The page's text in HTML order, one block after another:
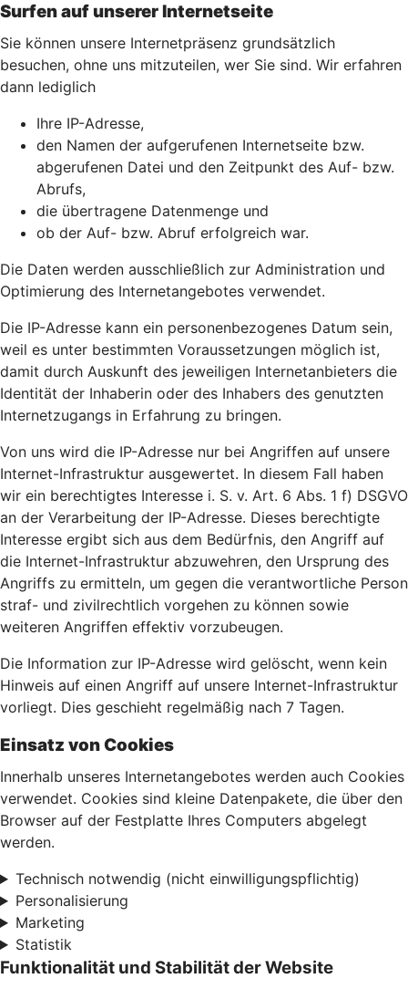
Surfen auf unserer Internetseite
Sie können unsere Internetpräsenz grundsätzlich
besuchen, ohne uns mitzuteilen, wer Sie sind. Wir erfahren
dann lediglich
Ihre IP-Adresse,
den Namen der aufgerufenen Internetseite bzw.
abgerufenen Datei und den Zeitpunkt des Auf- bzw.
Abrufs,
die übertragene Datenmenge und
ob der Auf- bzw. Abruf erfolgreich war.
Die Daten werden ausschließlich zur Administration und
Optimierung des Internetangebotes verwendet.
Die IP-Adresse kann ein personenbezogenes Datum sein,
weil es unter bestimmten Voraussetzungen möglich ist,
damit durch Auskunft des jeweiligen Internetanbieters die
Identität der Inhaberin oder des Inhabers des genutzten
Internetzugangs in Erfahrung zu bringen.
Von uns wird die IP-Adresse nur bei Angriffen auf unsere
Internet-Infrastruktur ausgewertet. In diesem Fall haben
wir ein berechtigtes Interesse i. S. v. Art. 6 Abs. 1 f) DSGVO
an der Verarbeitung der IP-Adresse. Dieses berechtigte
Interesse ergibt sich aus dem Bedürfnis, den Angriff auf
die Internet-Infrastruktur abzuwehren, den Ursprung des
Angriffs zu ermitteln, um gegen die verantwortliche Person
straf- und zivilrechtlich vorgehen zu können sowie
weiteren Angriffen effektiv vorzubeugen.
Die Information zur IP-Adresse wird gelöscht, wenn kein
Hinweis auf einen Angriff auf unsere Internet-Infrastruktur
vorliegt. Dies geschieht regelmäßig nach 7 Tagen.
Einsatz von Cookies
Innerhalb unseres Internetangebotes werden auch Cookies
verwendet. Cookies sind kleine Datenpakete, die über den
Browser auf der Festplatte Ihres Computers abgelegt
werden.
Technisch notwendig (nicht einwilligungspflichtig)
Personalisierung
Marketing
Statistik
Funktionalität und Stabilität der Website